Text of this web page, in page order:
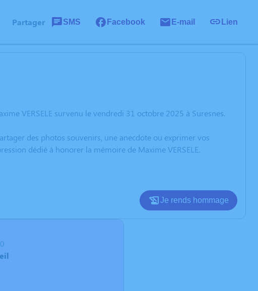
Partager SMS Facebook E-mail Lien
VERSELE survenu le vendredi 31 octobre 2025 à Suresnes.
des photos souvenirs, une anecdote ou exprimer vos
dédié à honorer la mémoire de Maxime VERSELE.
Je rends hommage